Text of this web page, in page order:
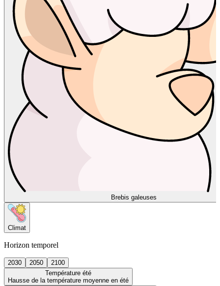
Brebis galeuses
Climat
Horizon temporel
2030 2050
2100
Température été
Hausse de la température moyenne en été